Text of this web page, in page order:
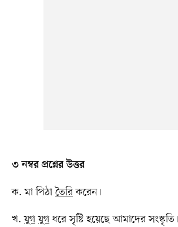
৩ নম্বর প্রশ্নের উত্তর
ক. মা পিঠাতৈরিকরেন।
খ.যুগ যুগধরে সৃষ্টি হয়েছে আমাদের সংস্কৃতি।